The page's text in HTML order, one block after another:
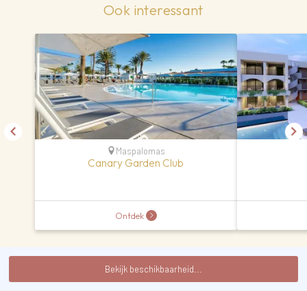
Ook interessant
Maspalomas
Canary Garden Club
Ontdek
Bekijk beschikbaarheid...